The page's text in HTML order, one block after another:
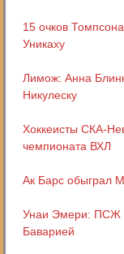
15 очков
Уникаху
Лимож: Анна
Никулеску
Хоккеисты СКА-
чемпионата ВХЛ
Ак Барс обыграл
Унаи Эмери: ПСЖ
Баварией